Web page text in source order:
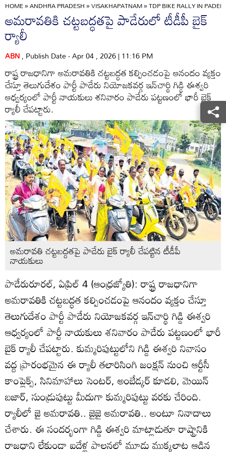
HOME»ANDHRA PRADESH»VISAKHAPATNAM»TDP BIKE RALLY IN
అమరావతికి చట్టబద్ధతపై పాడేరులో టీడీపీ బైక్‌
ర్యాలీ
ABN, Publish Date - Apr 04 , 2026 | 11:16 PM
రాష్ట్ర రాజధానిగా అమరావతికి చట్టబద్ధత కల్పించడంపై ఆనందం వ్యక్తం
చేస్తూ తెలుగుదేశం పార్టీ పాడేరు నియోజకవర్గ ఇన్‌చార్థి గిడ్డి ఈశ్వరి
ఆధ్వర్యంలో పార్టీ నాయకులు శనివారం పాడేరు పట్టణంలో భారీ బైక్‌
ర్యాలీ చేపట్టారు.
అమరావతి చట్టబద్దతపై పాడేరు బైక్‌ ర్యాలీ చేపట్టిన టీడీపీ
నాయకులు
పాడేరురూరల్‌, ఏప్రిల్‌ 4 (ఆంధ్రజ్యోతి): రాష్ట్ర రాజధానిగా
అమరావతికి చట్టబద్ధత కల్పించడంపై ఆనందం వ్యక్తం చేస్తూ
తెలుగుదేశం పార్టీ పాడేరు నియోజకవర్గ ఇన్‌చార్థి గిడ్డి ఈశ్వరి
ఆధ్వర్యంలో పార్టీ నాయకులు శనివారం పాడేరు పట్టణంలో భారీ
బైక్‌ ర్యాలీ చేపట్టారు. కుమ్మరిపుట్టులోని గిడ్డి ఈశ్వరి నివాసం
వద్ద ప్రారంభమైన ఈ ర్యాలీ తలారిసింగి జంక్షన్‌ నుంచి ఆర్టీసీ
కాంప్లెక్స్‌, సినిమాహాలు సెంటర్‌, అంబేడ్కర్‌ కూడలి, మెయిన్‌
బజార్‌, సుండ్రుపుట్టు మీదుగా కుమ్మరిపుట్టు వరకు చేరింది.
ర్యాలీలో జై అమరావతి.. జైజై అమరావతి.. అంటూ నినాదాలు
చేశారు. ఈ సందర్భంగా గిడ్డి ఈశ్వరి మాట్లాడుతూ రాష్ట్రానికి
రాజధాని లేకుండా ఐదేళ్ల పాలనలో మూడు ముక్కలాట ఆడిన